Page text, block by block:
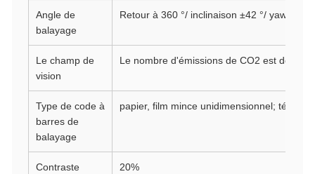
Angle de
balayage
Retour à 360 °/ inclinaison ±42 °/ yaw ±52 °
Le champ de
vision
Le nombre d'émissions de CO2 est
Type de code à
barres de
balayage
papier, film mince unidimensionnel;
Contraste
20%